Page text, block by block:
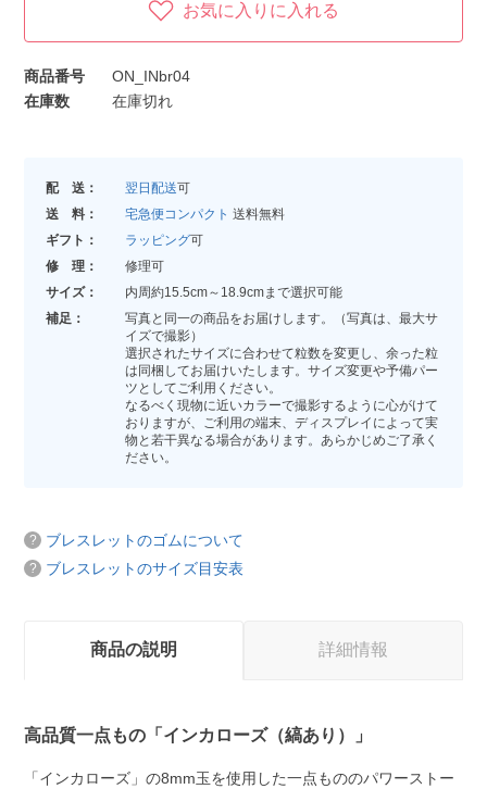
お気に入りに入れる
商品番号
ON_INbr04
在庫数
在庫切れ
配 送： 翌日配送可
送 料：
宅急便コンパクト 送料無料
ギフト：
ラッピング可
修 理：
修理可
サイズ：
内周約15.5cm～18.9cmまで選択可能
補足：
写真と同一の商品をお届けします。（写真は、最大サ
イズで撮影）
選択されたサイズに合わせて粒数を変更し、余った粒
は同梱してお届けいたします。サイズ変更や予備パー
ツとしてご利用ください。
なるべく現物に近いカラーで撮影するように心がけて
おりますが、ご利用の端末、ディスプレイによって実
物と若干異なる場合があります。あらかじめご了承く
ださい。
ブレスレットのゴムについて
ブレスレットのサイズ目安表
商品の説明 詳細情報
高品質一点もの「インカローズ（縞あり）」
「インカローズ」の8mm玉を使用した一点もののパワーストー